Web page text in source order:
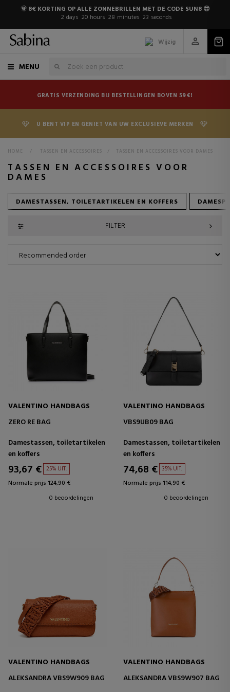
🌞 8€ KORTING OP ALLE ZONNEBRILLEN MET DE CODE SUN8 😎
2 days 20 hours 28 minutes 22 seconds
Wijzig
MENU
GRATIS VERZENDING BIJ BESTELLINGEN BOVEN 59€!
U BENT VIP EN GENIET VAN UW EXCLUSIEVE MERKEN
HOME > TASSEN EN ACCESSOIRES > TASSEN EN ACCESSOIRES VOOR DAMES
TASSEN EN ACCESSOIRES VOOR
DAMES
DAMESTASSEN, TOILETARTIKELEN EN KOFFERS
FILTER
VALENTINO HANDBAGS
ZERO RE BAG
Damestassen, toiletartikelen
en koffers
93,67 € 25% UIT.
Normale prijs 124,90 €
0 beoordelingen
VALENTINO HANDBAGS
VBS9UB09 BAG
Damestassen, toiletartikelen
en koffers
74,68 € 35% UIT.
Normale prijs 114,90 €
0 beoordelingen
VALENTINO HANDBAGS
ALEKSANDRA VBS9W909 BAG
VALENTINO HANDBAGS
ALEKSANDRA VBS9W907 BAG